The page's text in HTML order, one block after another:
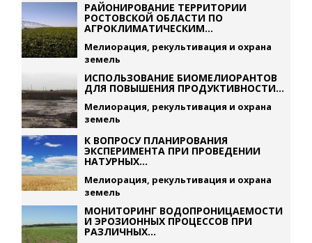
РАЙОНИРОВАНИЕ ТЕРРИТОРИИ
РОСТОВСКОЙ ОБЛАСТИ ПО
АГРОКЛИМАТИЧЕСКИМ...
Мелиорация, рекультивация и охрана
земель
ИСПОЛЬЗОВАНИЕ БИОМЕЛИОРАНТОВ
ДЛЯ ПОВЫШЕНИЯ ПРОДУКТИВНОСТИ...
Мелиорация, рекультивация и охрана
земель
К ВОПРОСУ ПЛАНИРОВАНИЯ
ЭКСПЕРИМЕНТА ПРИ ПРОВЕДЕНИИ
НАТУРНЫХ...
Мелиорация, рекультивация и охрана
земель
МОНИТОРИНГ ВОДОПРОНИЦАЕМОСТИ
И ЭРОЗИОННЫХ ПРОЦЕССОВ ПРИ
РАЗЛИЧНЫХ...